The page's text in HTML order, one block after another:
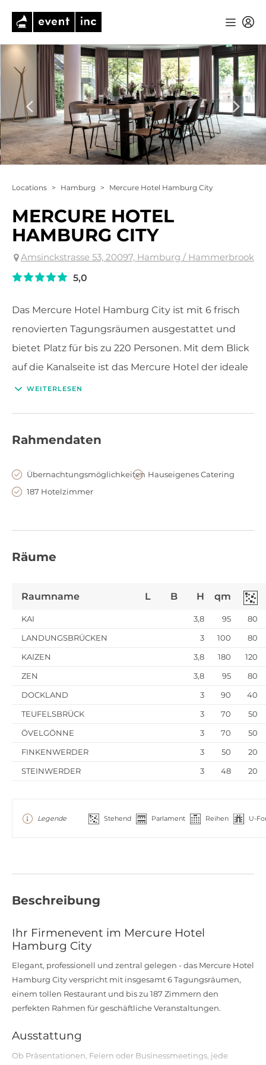
Locations > Hamburg > Mercure Hotel Hamburg City
MERCURE HOTEL
HAMBURG CITY
Amsinckstrasse 53, 20097, Hamburg / Hammerbrook
5,0
Das Mercure Hotel Hamburg City ist mit 6 frisch
renovierten Tagungsräumen ausgestattet und
bietet Platz für bis zu 220 Personen. Mit dem Blick
auf die Kanalseite ist das Mercure Hotel der ideale
Ort für Ihre geschäftlichen Events.
WEITERLESEN
Rahmendaten
Übernachtungsmöglichkeiten Hauseigenes Catering
187 Hotelzimmer
Räume
Raumname L B H qm
KAI 3,8 95
80
LANDUNGSBRÜCKEN
3 100
80
KAIZEN
3,8 180
120
ZEN
3,8 95
80
DOCKLAND
3 90
40
TEUFELSBRÜCK
3 70
50
ÖVELGÖNNE
3 70
50
FINKENWERDER
3 50
20
STEINWERDER
3 48 20
Legende Stehend Parlament Reihen U-
Beschreibung
Ihr Firmenevent im Mercure Hotel
Hamburg City
Elegant, professionell und zentral gelegen - das Mercure Hotel
Hamburg City verspricht mit insgesamt 6 Tagungsräumen,
einem tollen Restaurant und bis zu 187 Zimmern den
perfekten Rahmen für geschäftliche Veranstaltungen.
Ausstattung
Ob Präsentationen, Feiern oder Businessmeetings, jede